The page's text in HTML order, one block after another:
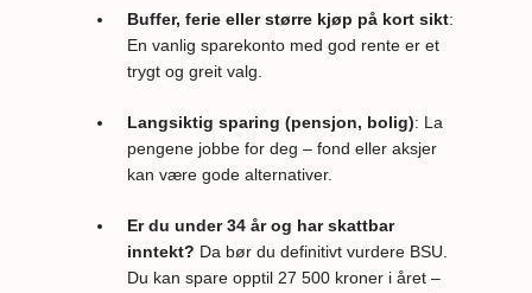
Buffer, ferie eller større kjøp på kort sikt:
En vanlig sparekonto med god rente er et
trygt og greit valg.
Langsiktig sparing (pensjon, bolig): La
pengene jobbe for deg – fond eller aksjer
kan være gode alternativer.
Er du under 34 år og har skattbar
inntekt? Da bør du definitivt vurdere BSU.
Du kan spare opptil 27 500 kroner i året –